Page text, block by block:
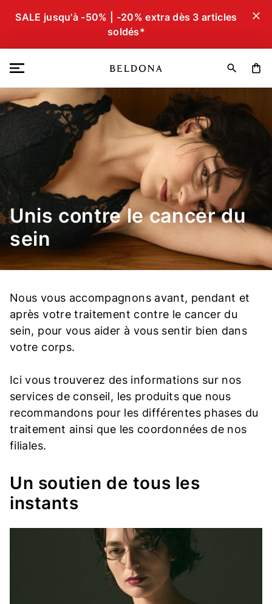
SALE jusqu'à -50% | -20% extra dès 3 articles
soldés*
close
search shopping_bag
Unis contre le cancer du
sein
Nous vous accompagnons avant, pendant et
après votre traitement contre le cancer du
sein, pour vous aider à vous sentir bien dans
votre corps.
Ici vous trouverez des informations sur nos
services de conseil, les produits que nous
recommandons pour les différentes phases du
traitement ainsi que les coordonnées de nos
filiales.
Un soutien de tous les
instants